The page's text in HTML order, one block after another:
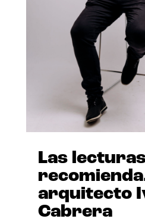
Las
arquitecto
Cabrera